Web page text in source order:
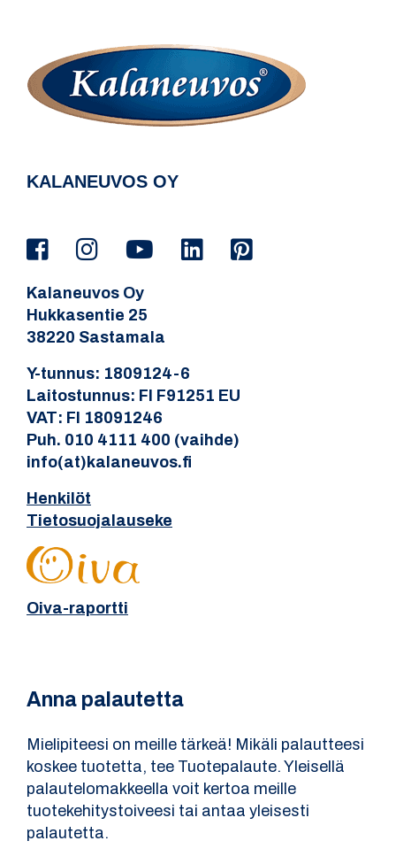
KALANEUVOS OY
Kalaneuvos Oy
Hukkasentie 25
38220 Sastamala
Y-tunnus: 1809124-6
Laitostunnus: FI F91251 EU
VAT: FI 18091246
Puh. 010 4111 400 (vaihde)
info(at)kalaneuvos.fi
Henkilöt
Tietosuojalauseke
Oiva-raportti
Anna palautetta
Mielipiteesi on meille tärkeä! Mikäli palautteesi
koskee tuotetta, tee Tuotepalaute. Yleisellä
palautelomakkeella voit kertoa meille
tuotekehitystoiveesi tai antaa yleisesti
palautetta.